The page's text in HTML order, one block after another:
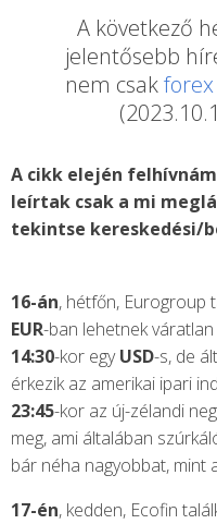
A következő
jelentősebb
nem csak
A cikk elején
leírtak csak a mi
tekintse kereskedési/
16-án, hétfőn, Eurogroup
EUR-ban lehetnek
14:30-kor egyUSD-s, de
érkezik az amerikai ipari
23:45-kor az új-zélandi
meg, ami általában
bár néha nagyobbat, mint
17-én, kedden, Ecofin